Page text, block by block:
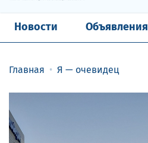
Новости Объявления
Главная Я — очевидец